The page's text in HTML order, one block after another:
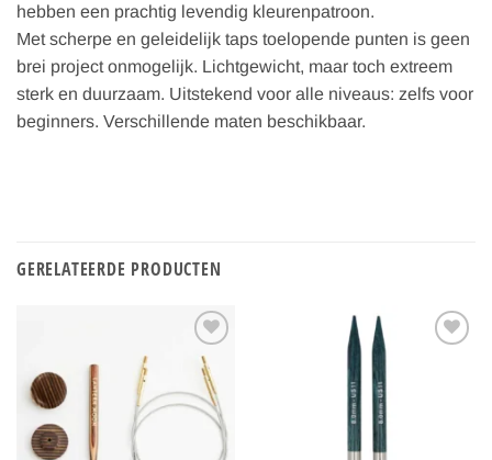
hebben een prachtig levendig kleurenpatroon.
Met scherpe en geleidelijk taps toelopende punten is geen
brei project onmogelijk. Lichtgewicht, maar toch extreem
sterk en duurzaam. Uitstekend voor alle niveaus: zelfs voor
beginners. Verschillende maten beschikbaar.
GERELATEERDE PRODUCTEN
Toevoegen
aan
verlanglijst